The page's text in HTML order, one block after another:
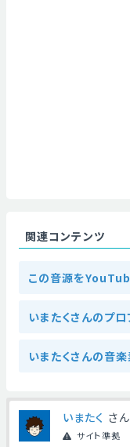
関連コンテンツ
この音源を
いまたくさんのプロ
いまたくさんの音
いまたく さん
サイト準拠